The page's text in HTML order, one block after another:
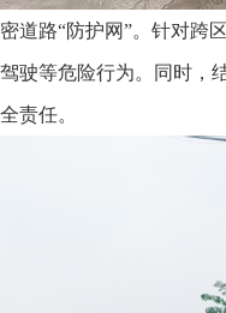
道路“防护网”。针对跨
驶等危险行为。同时，
责任。